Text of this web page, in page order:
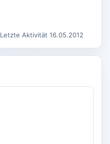
Letzte Aktivität 16.05.2012